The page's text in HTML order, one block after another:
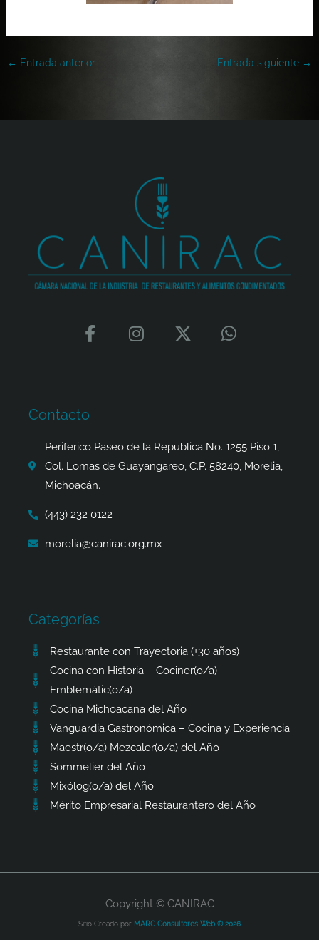
← Entrada anterior Entrada siguiente →
F
a
o
k
-
f
I
n
a
m
X
-
e
r
W
h
p
Contacto
Periferico Paseo de la Republica No. 1255 Piso 1,
Col. Lomas de Guayangareo, C.P. 58240, Morelia,
Michoacán.
(443) 232 0122
morelia@canirac.org.mx
Categorías
Restaurante con Trayectoria (+30 años)
Cocina con Historia – Cociner(o/a)
Emblemátic(o/a)
Cocina Michoacana del Año
Vanguardia Gastronómica – Cocina y Experiencia
Maestr(o/a) Mezcaler(o/a) del Año
Sommelier del Año
Mixólog(o/a) del Año
Mérito Empresarial Restaurantero del Año
Copyright © CANIRAC
Sitio Creado por MARC Consultores Web ® 2026